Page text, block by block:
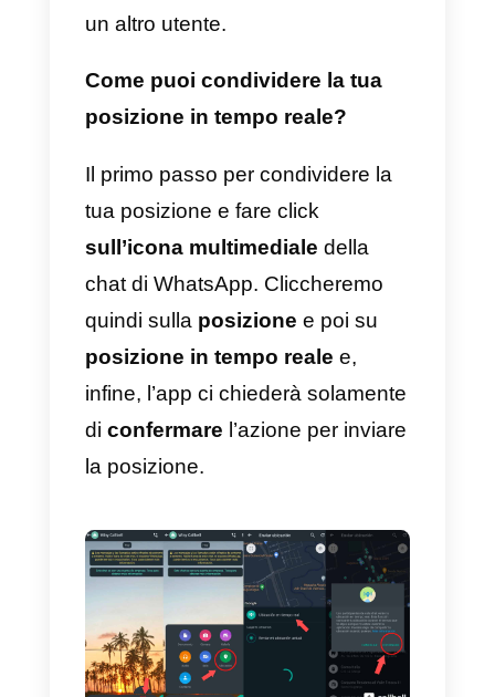
la tua ultima posizione o, in
posizione in tempo reale. L’altro
momento. È anche importante
ricordare che i dati sono
crittografati end-to-end ,
permettendoti di essere in grado
di decidere per quanto tempo
condividere la tua posizione con
un altro utente.
Come puoi condividere la tua
posizione in tempo reale?
Il primo passo per condividere la